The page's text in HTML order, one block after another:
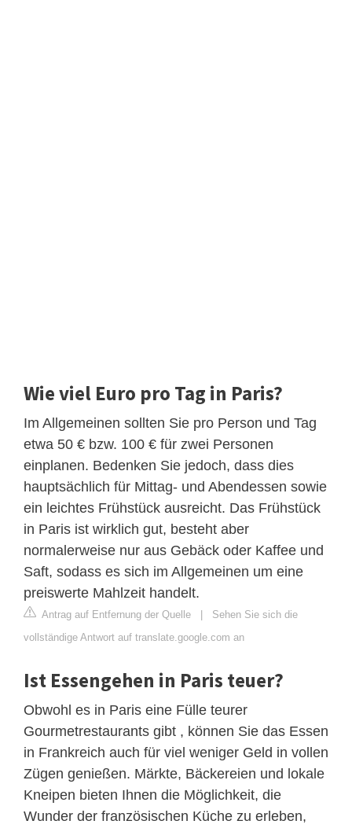
Wie viel Euro pro Tag in Paris?
Im Allgemeinen sollten Sie pro Person und Tag
etwa 50 € bzw. 100 € für zwei Personen
einplanen. Bedenken Sie jedoch, dass dies
hauptsächlich für Mittag- und Abendessen sowie
ein leichtes Frühstück ausreicht. Das Frühstück
in Paris ist wirklich gut, besteht aber
normalerweise nur aus Gebäck oder Kaffee und
Saft, sodass es sich im Allgemeinen um eine
preiswerte Mahlzeit handelt.
Antrag auf Entfernung der Quelle | Sehen Sie sich die
vollständige Antwort auf translate.google.com an
Ist Essengehen in Paris teuer?
Obwohl es in Paris eine Fülle teurer
Gourmetrestaurants gibt , können Sie das Essen
in Frankreich auch für viel weniger Geld in vollen
Zügen genießen. Märkte, Bäckereien und lokale
Kneipen bieten Ihnen die Möglichkeit, die
Wunder der französischen Küche zu erleben,